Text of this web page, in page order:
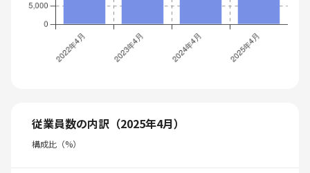
従業員数の内訳（2025年4月）
構成比（%）